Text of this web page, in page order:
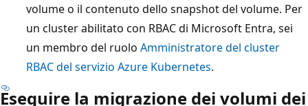
volume o il contenuto dello snapshot del volume. Per
un cluster abilitato con RBAC di Microsoft Entra, sei
un membro del ruolo Amministratore del cluster
RBAC del servizio Azure Kubernetes.
Eseguire la migrazione dei volumi dei